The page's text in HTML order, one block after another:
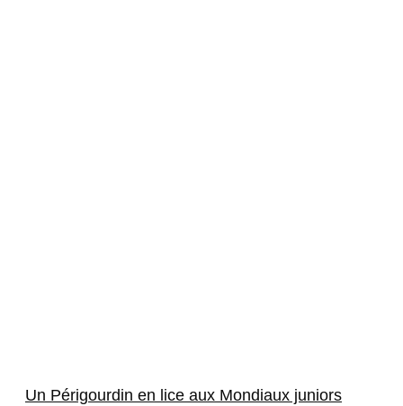
Un Périgourdin en lice aux Mondiaux juniors